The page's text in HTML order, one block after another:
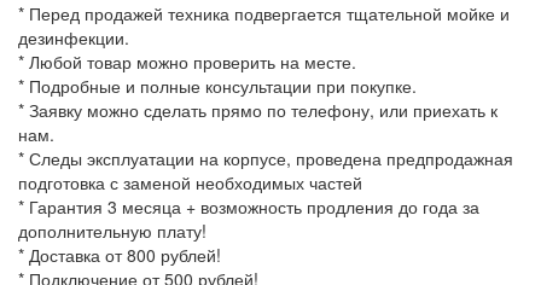
* Перед продажей техника подвергается тщательной мойке и
дезинфекции.
* Любой товар можно проверить на месте.
* Подробные и полные консультации при покупке.
* Заявку можно сделать прямо по телефону, или приехать к
нам.
* Следы эксплуатации на корпусе, проведена предпродажная
подготовка с заменой необходимых частей
* Гарантия 3 месяца + возможность продления до года за
дополнительную плату!
* Доставка от 800 рублей!
* Подключение от 500 рублей!